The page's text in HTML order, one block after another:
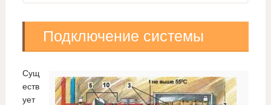
Подключение системы
Сущ
еств
ует